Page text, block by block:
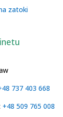
zatoki
737 403 668
+48 509 765 008